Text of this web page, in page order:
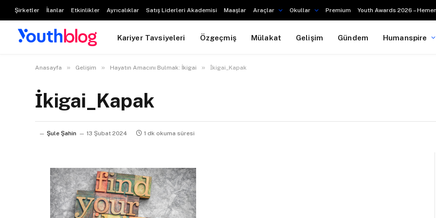
Şirketler İlanlar Etkinlikler Ayrıcalıklar Satış Liderleri Akademisi Maaşlar Araçlar Okullar Premium Youth Awards 2026 –
Kariyer Tavsiyeleri Özgeçmiş Mülakat Gelişim Gündem Humanspire
Anasayfa » Gelişim » Hayatın Amacını Bulmak: İkigai » İkigai_Kapak
İkigai_Kapak
Şule Şahin 13 Şubat 2024 1 dk okuma süresi